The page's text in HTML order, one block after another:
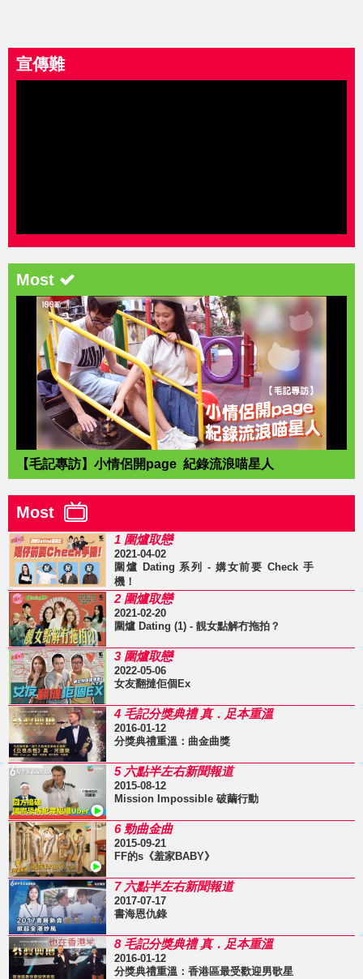
宣傳難
Most
【毛記專訪】小情侶開page 紀錄流浪喵星人
Most
1 圍爐取戀
2021-04-02
圍爐 Dating 系列 - 媾女前要 Check 手
機！
2 圍爐取戀
2021-02-20
圍爐 Dating (1) - 靚女點解冇拖拍？
3 圍爐取戀
2022-05-06
女友翻撻佢個Ex
4 毛記分獎典禮 真．足本重溫
2016-01-12
分獎典禮重溫：曲金曲獎
5 六點半左右新聞報道
2015-08-12
Mission Impossible 破繭行動
6 勁曲金曲
2015-09-21
FF的s《羞家BABY》
7 六點半左右新聞報道
2017-07-17
書海恩仇錄
8 毛記分獎典禮 真．足本重溫
2016-01-12
分獎典禮重溫：香港區最受歡迎男歌星